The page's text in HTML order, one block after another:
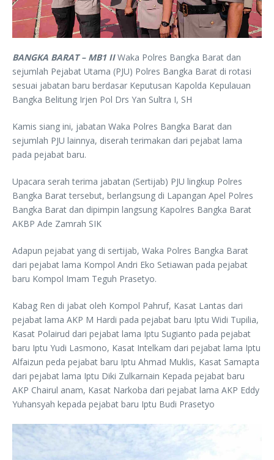
BANGKA BARAT – MB1 II Waka Polres Bangka Barat dan
sejumlah Pejabat Utama (PJU) Polres Bangka Barat di rotasi
sesuai jabatan baru berdasar Keputusan Kapolda Kepulauan
Bangka Belitung Irjen Pol Drs Yan Sultra I, SH
Kamis siang ini, jabatan Waka Polres Bangka Barat dan
sejumlah PJU lainnya, diserah terimakan dari pejabat lama
pada pejabat baru.
Upacara serah terima jabatan (Sertijab) PJU lingkup Polres
Bangka Barat tersebut, berlangsung di Lapangan Apel Polres
Bangka Barat dan dipimpin langsung Kapolres Bangka Barat
AKBP Ade Zamrah SIK
Adapun pejabat yang di sertijab, Waka Polres Bangka Barat
dari pejabat lama Kompol Andri Eko Setiawan pada pejabat
baru Kompol Imam Teguh Prasetyo.
Kabag Ren di jabat oleh Kompol Pahruf, Kasat Lantas dari
pejabat lama AKP M Hardi pada pejabat baru Iptu Widi Tupilia,
Kasat Polairud dari pejabat lama Iptu Sugianto pada pejabat
baru Iptu Yudi Lasmono, Kasat Intelkam dari pejabat lama Iptu
Alfaizun peda pejabat baru Iptu Ahmad Muklis, Kasat Samapta
dari pejabat lama Iptu Diki Zulkarnain Kepada pejabat baru
AKP Chairul anam, Kasat Narkoba dari pejabat lama AKP Eddy
Yuhansyah kepada pejabat baru Iptu Budi Prasetyo